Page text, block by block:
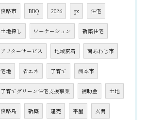
淡路市 BBQ 2026 gx 住宅
土地探し ワーケーション 新築住宅
アフターサービス 地域密着 南あわじ市
宅地 省エネ 子育て 洲本市
子育てグリーン住宅支援事業 補助金 土地
淡路島 新築 建売 平屋 玄関